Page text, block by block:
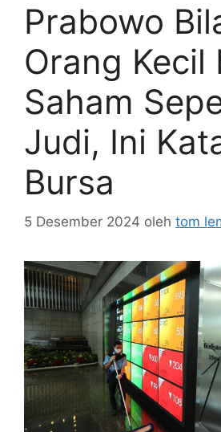
Prabowo
Orang Kecil
Saham
Judi, Ini
Bursa
5 Desember 2024 oleh tom